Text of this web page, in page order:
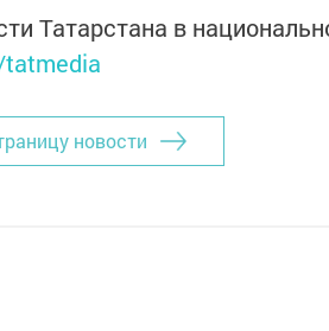
Татарстана в
новости